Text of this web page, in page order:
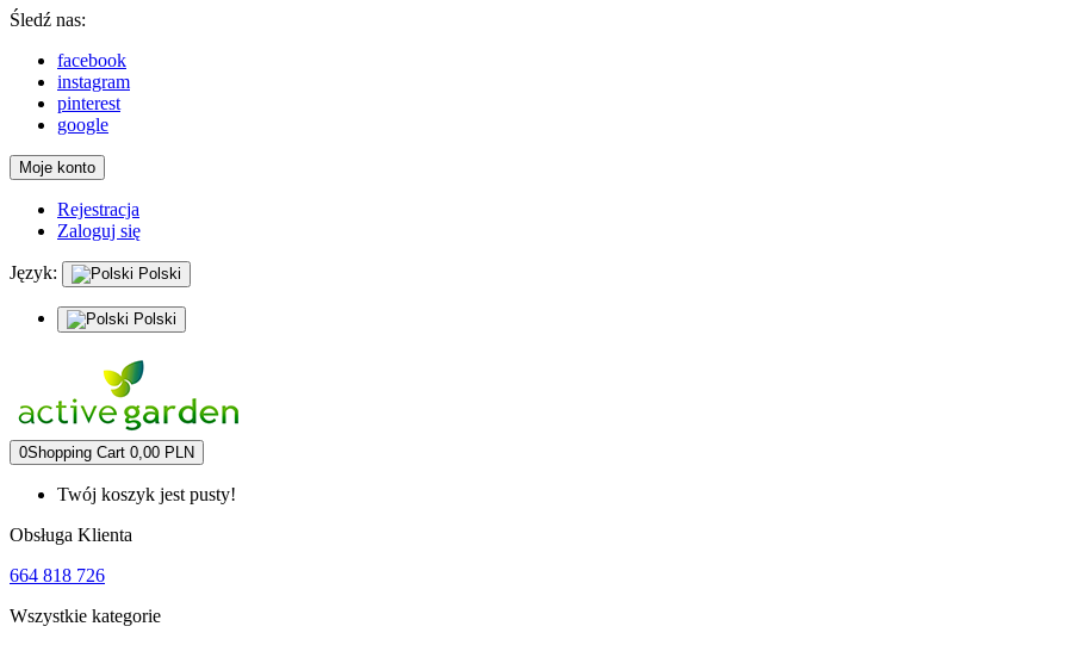
Śledź nas:
facebook
instagram
pinterest
google
Moje konto
Rejestracja
Zaloguj się
Język: Polski
Polski
0Shopping Cart 0,00 PLN
Twój koszyk jest pusty!
Obsługa Klienta
664 818 726
Wszystkie kategorie